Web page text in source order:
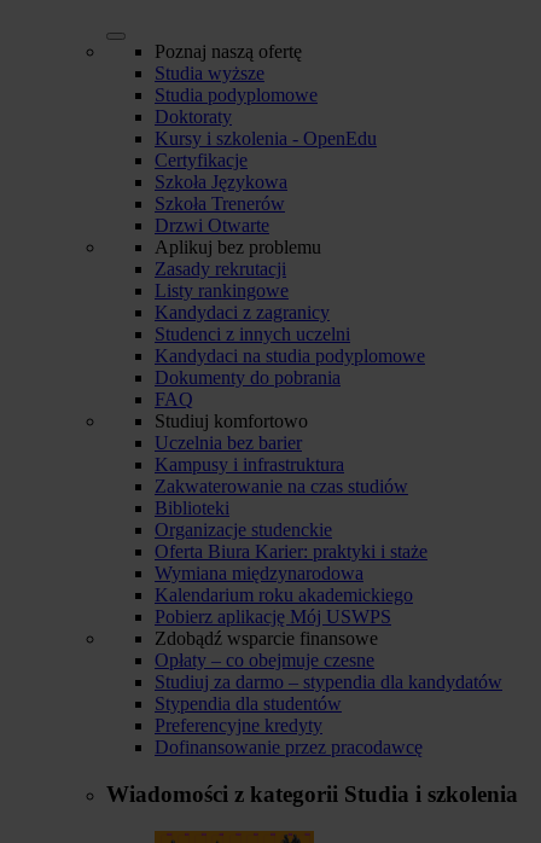
Poznaj naszą ofertę
Studia wyższe
Studia podyplomowe
Doktoraty
Kursy i szkolenia - OpenEdu
Certyfikacje
Szkoła Językowa
Szkoła Trenerów
Drzwi Otwarte
Aplikuj bez problemu
Zasady rekrutacji
Listy rankingowe
Kandydaci z zagranicy
Studenci z innych uczelni
Kandydaci na studia podyplomowe
Dokumenty do pobrania
FAQ
Studiuj komfortowo
Uczelnia bez barier
Kampusy i infrastruktura
Zakwaterowanie na czas studiów
Biblioteki
Organizacje studenckie
Oferta Biura Karier: praktyki i staże
Wymiana międzynarodowa
Kalendarium roku akademickiego
Pobierz aplikację Mój USWPS
Zdobądź wsparcie finansowe
Opłaty – co obejmuje czesne
Studiuj za darmo – stypendia dla kandydatów
Stypendia dla studentów
Preferencyjne kredyty
Dofinansowanie przez pracodawcę
Wiadomości z kategorii Studia i szkolenia